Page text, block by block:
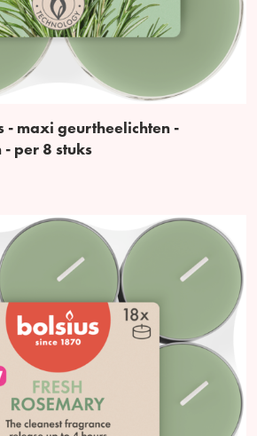
- maxi geurtheelichten -
per 8 stuks